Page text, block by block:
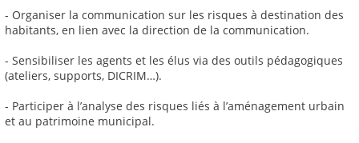
- Organiser la communication sur les risques à destination des
habitants, en lien avec la direction de la communication.
- Sensibiliser les agents et les élus via des outils pédagogiques
(ateliers, supports, DICRIM…).
- Participer à l’analyse des risques liés à l’aménagement urbain
et au patrimoine municipal.